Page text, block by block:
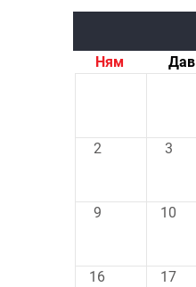
Ням Дав
2 3
9 10
16 17